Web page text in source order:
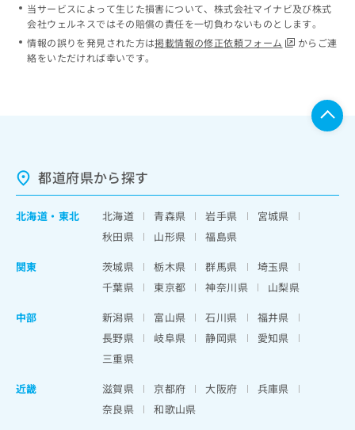
当サービスによって生じた損害について、株式会社マイナビ及び株式
会社ウェルネスではその賠償の責任を一切負わないものとします。
情報の誤りを発見された方は掲載情報の修正依頼フォーム
からご連
絡をいただければ幸いです。
都道府県から探す
北海道 ・ 東北 北海道 青森県 岩手県
宮城県
秋田県
山形県
福島県
関東
茨城県 栃木県 群馬県
埼玉県
千葉県
東京都 神奈川県
山梨県
中部
新潟県 富山県 石川県
福井県
長野県
岐阜県 静岡県
愛知県
三重県
近畿
滋賀県 京都府 大阪府
兵庫県
奈良県
和歌山県